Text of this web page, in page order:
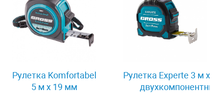
Рулетка Komfortabel
5 м х 19 мм
Рулетка Experte 3 м x